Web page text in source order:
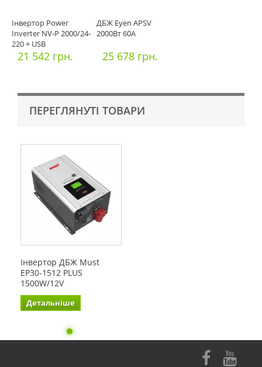
Інвертор Power
Inverter NV-P 2000/24-
220 + USB
21 542 грн.
ДБЖ Eyen APSV
2000Вт 60А
25 678 грн.
ПЕРЕГЛЯНУТІ ТОВАРИ
Інвертор ДБЖ Must
EP30-1512 PLUS
1500W/12V
Детальніше